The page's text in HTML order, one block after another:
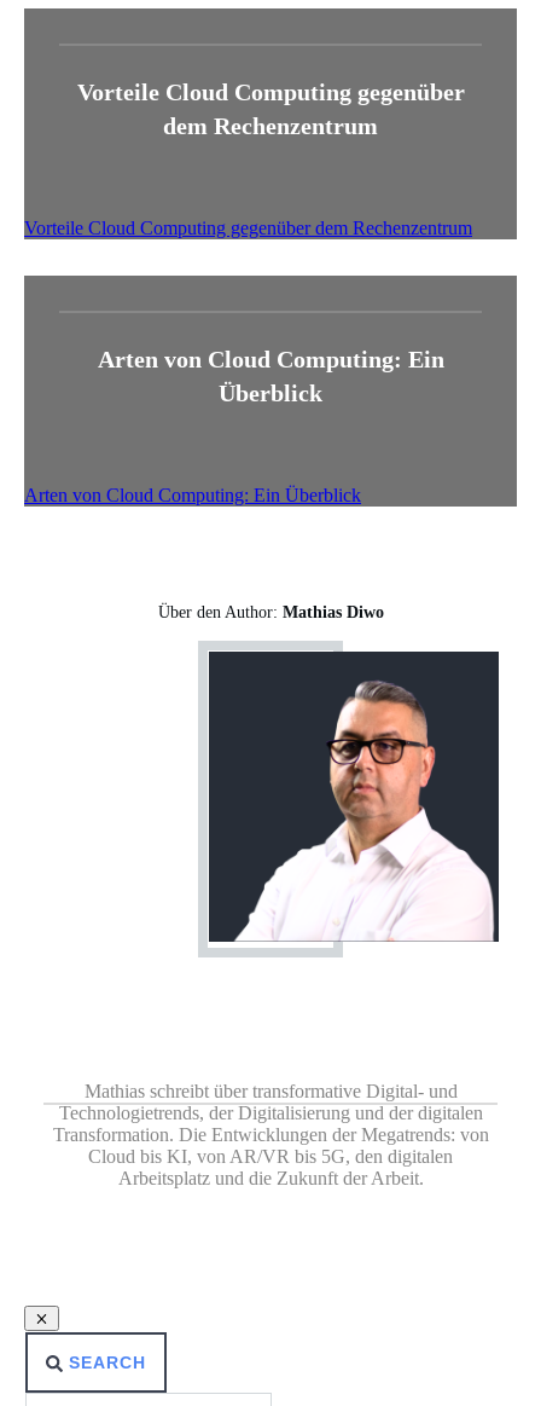
Vorteile Cloud Computing gegenüber
dem Rechenzentrum
Vorteile Cloud Computing gegenüber dem Rechenzentrum
Arten von Cloud Computing: Ein
Überblick
Arten von Cloud Computing: Ein Überblick
Über den Author: Mathias Diwo
Mathias schreibt über transformative Digital- und
Technologietrends, der Digitalisierung und der digitalen
Transformation. Die Entwicklungen der Megatrends: von
Cloud bis KI, von AR/VR bis 5G, den digitalen
Arbeitsplatz und die Zukunft der Arbeit.
SEARCH